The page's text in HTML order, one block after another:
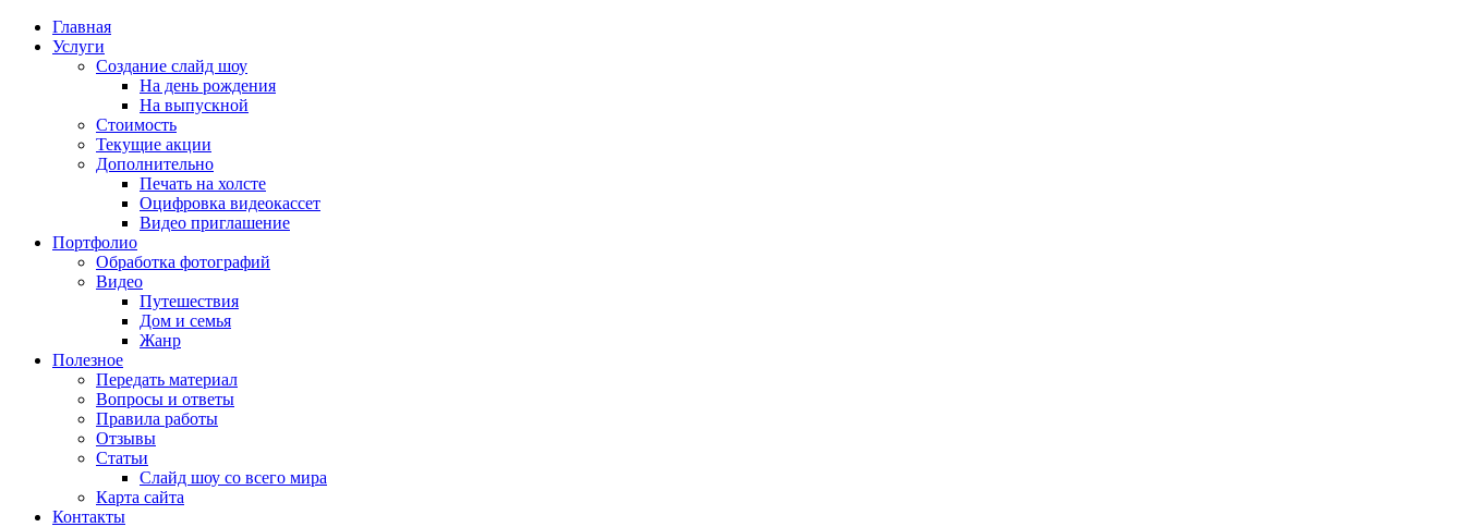
Главная
Услуги
Создание слайд шоу
На день рождения
На выпускной
Стоимость
Текущие акции
Дополнительно
Печать на холсте
Оцифровка видеокассет
Видео приглашение
Портфолио
Обработка фотографий
Видео
Путешествия
Дом и семья
Жанр
Полезное
Передать материал
Вопросы и ответы
Правила работы
Отзывы
Статьи
Слайд шоу со всего мира
Карта сайта
Контакты